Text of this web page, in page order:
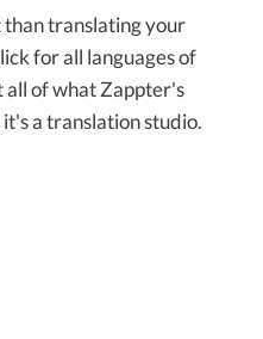
translating your
for all languages of
all of what Zappter's
a translation studio.